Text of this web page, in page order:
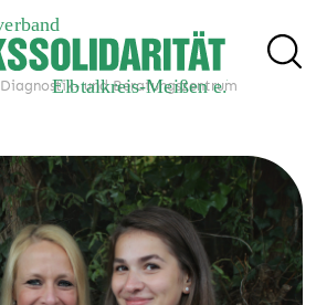
Diagnostik- und Beratungszentrum